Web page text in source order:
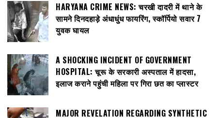
HARYANA CRIME NEWS: चरखी दादरी में थाने के
सामने दिनदहाड़े अंधाधुंध फायरिंग, स्कॉर्पियो सवार 7
युवक घायल
A SHOCKING INCIDENT OF GOVERNMENT
HOSPITAL: चूरू के सरकारी अस्पताल में हादसा,
इलाज कराने पहुंची महिला पर गिरा छत का प्लास्टर
MAJOR REVELATION REGARDING SYNTHETIC